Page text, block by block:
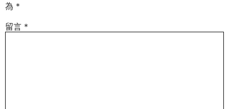
為 *
留言 *